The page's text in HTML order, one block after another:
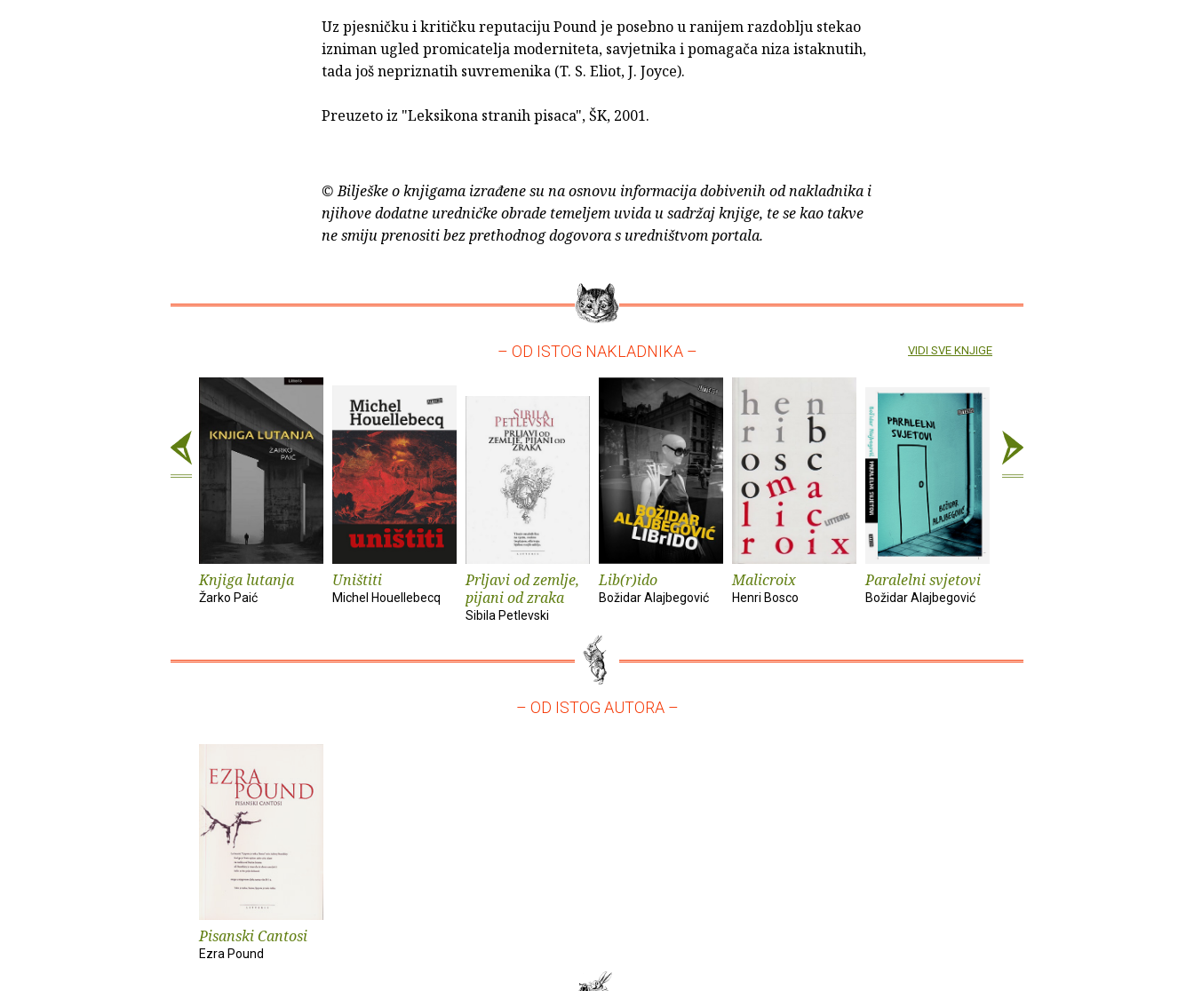
Uz pjesničku i kritičku reputaciju Pound je posebno u ranijem razdoblju stekao
izniman ugled promicatelja moderniteta, savjetnika i pomagača niza istaknutih,
tada još nepriznatih suvremenika (T. S. Eliot, J. Joyce).
Preuzeto iz "Leksikona stranih pisaca", ŠK, 2001.
© Bilješke o knjigama izrađene su na osnovu informacija dobivenih od nakladnika i
njihove dodatne uredničke obrade temeljem uvida u sadržaj knjige, te se kao takve
ne smiju prenositi bez prethodnog dogovora s uredništvom portala.
– OD ISTOG NAKLADNIKA –
Knjiga lutanja
Žarko Paić
Uništiti
Michel Houellebecq
Prljavi od zemlje,
pijani od zraka
Sibila Petlevski
Lib(r)ido
Božidar Alajbegović
Malicroix
Henri Bosco
Paralelni svjetovi
Božidar Alajbegović
VIDI SVE KNJIGE
– OD ISTOG AUTORA –
Pisanski Cantosi
Ezra Pound